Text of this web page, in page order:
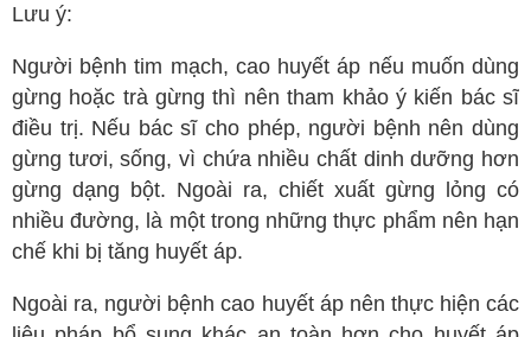
Lưu ý:
Người bệnh tim mạch, cao huyết áp nếu muốn dùng
gừng hoặc trà gừng thì nên tham khảo ý kiến bác sĩ
điều trị. Nếu bác sĩ cho phép, người bệnh nên dùng
gừng tươi, sống, vì chứa nhiều chất dinh dưỡng hơn
gừng dạng bột. Ngoài ra, chiết xuất gừng lỏng có
nhiều đường, là một trong những thực phẩm nên hạn
chế khi bị tăng huyết áp.
Ngoài ra, người bệnh cao huyết áp nên thực hiện các